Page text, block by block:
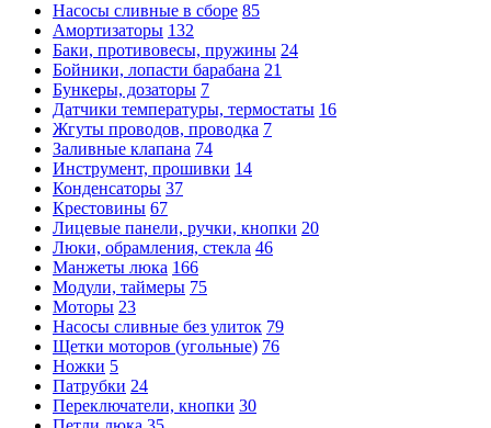
Насосы сливные в сборе 85
Амортизаторы 132
Баки, противовесы, пружины 24
Бойники, лопасти барабана 21
Бункеры, дозаторы 7
Датчики температуры, термостаты 16
Жгуты проводов, проводка 7
Заливные клапана 74
Инструмент, прошивки 14
Конденсаторы 37
Крестовины 67
Лицевые панели, ручки, кнопки 20
Люки, обрамления, стекла 46
Манжеты люка 166
Модули, таймеры 75
Моторы 23
Насосы сливные без улиток 79
Щетки моторов (угольные) 76
Ножки 5
Патрубки 24
Переключатели, кнопки 30